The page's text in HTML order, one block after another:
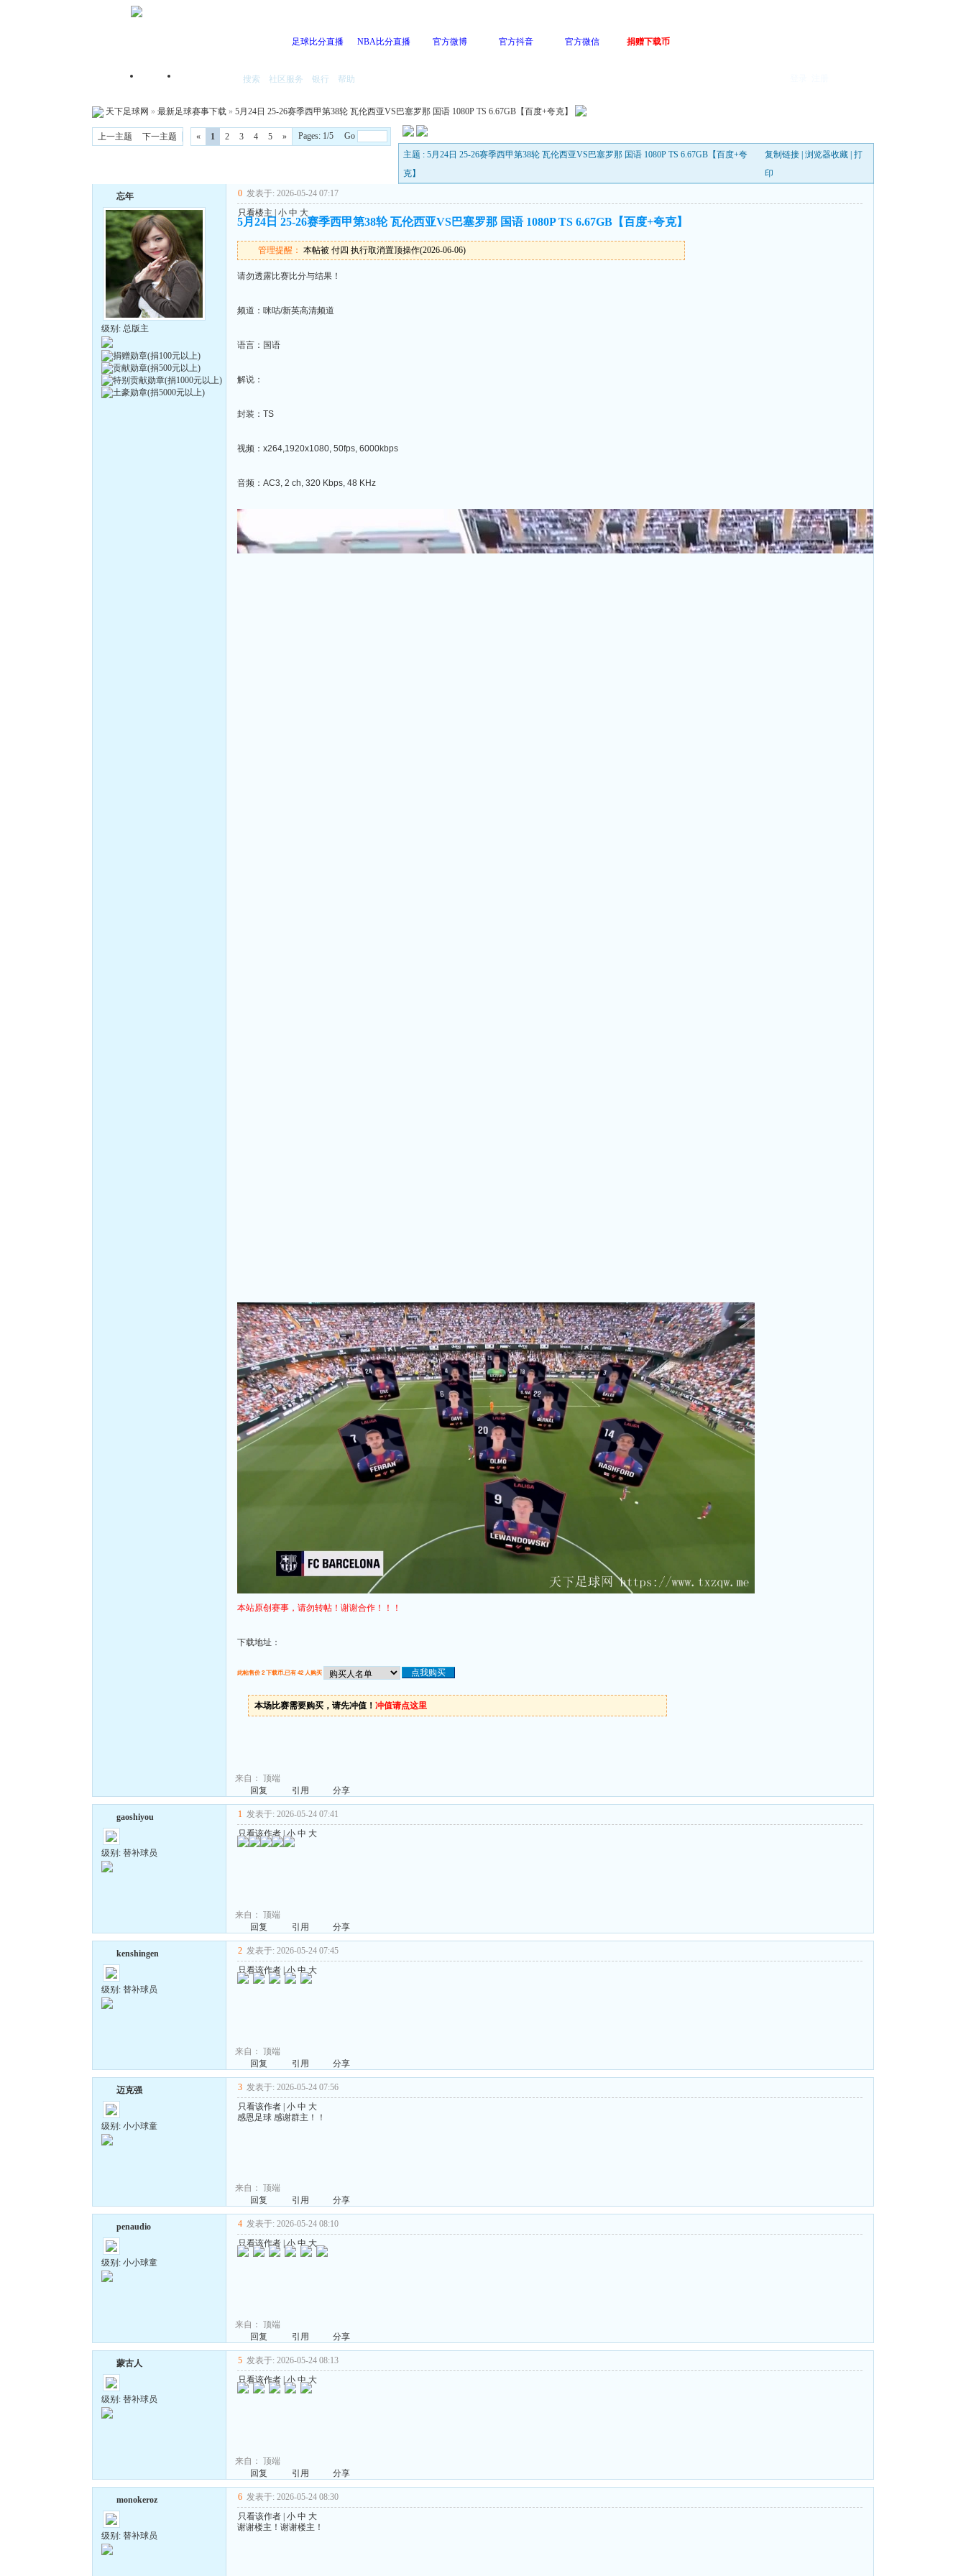
足球比分直播 NBA比分直播 官方微博 官方抖音 官方微信 捐赠下载币
首页 搜索 社区服务 银行 帮助
天下足球网 » 最新足球赛事下载 » 5月24日 25-26赛季西甲第38轮 瓦伦西亚VS巴塞罗那 国语 1080P TS 6.67GB【百度+夸克】
上一主题 下一主题 « 1 2 3 4 5 »
Pages: 1/5 Go
主题 : 5月24日 25-26赛季西甲第38轮 瓦伦西亚VS巴塞罗那 国语 1080P TS 6.67GB【百度+夸
克】
复制链接| 浏览器收藏| 打
印
忘年
级别: 总版主
0 发表于: 2026-05-24 07:17
只看楼主
小 中 大
5月24日 25-26赛季西甲第38轮 瓦伦西亚VS巴塞罗那 国语 1080P TS 6.67GB【百度+夸克】
管理提醒： 本帖被 付四 执行取消置顶操作(2026-06-06)
请勿透露比赛比分与结果！
频道：咪咕/新英高清频道
语言：国语
解说：
封装：TS
视频：x264,1920x1080, 50fps, 6000kbps
音频：AC3, 2 ch, 320 Kbps, 48 KHz
本站原创赛事，请勿转帖！谢谢合作！！！
下载地址：
此帖售价 2 下载币,已有 42 人购买
本场比赛需要购买，请先冲值！ 冲值请点这里
来自： 顶端
回复
引用 分享
gaoshiyou
级别: 替补球员
1 发表于: 2026-05-24 07:41
只看该作者|小 中 大
来自： 顶端
回复
引用 分享
kenshingen
级别: 替补球员
2 发表于: 2026-05-24 07:45
只看该作者|小 中 大
来自： 顶端
回复
引用 分享
迈克强
级别: 小小球童
3 发表于: 2026-05-24 07:56
只看该作者| 小 中 大
感恩足球 感谢群主！！
来自： 顶端
回复
引用 分享
penaudio
级别: 小小球童
4 发表于: 2026-05-24 08:10
只看该作者|小 中 大
来自： 顶端
回复
引用 分享
蒙古人
级别: 替补球员
5 发表于: 2026-05-24 08:13
只看该作者|小 中 大
来自： 顶端
回复
引用 分享
monokeroz
级别: 替补球员
6 发表于: 2026-05-24 08:30
只看该作者| 小 中 大
谢谢楼主！谢谢楼主！